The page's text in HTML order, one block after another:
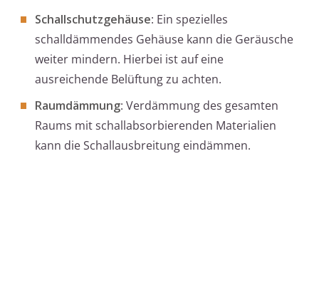
Schallschutzgehäuse: Ein spezielles
schalldämmendes Gehäuse kann die Geräusche
weiter mindern. Hierbei ist auf eine
ausreichende Belüftung zu achten.
Raumdämmung: Verdämmung des gesamten
Raums mit schallabsorbierenden Materialien
kann die Schallausbreitung eindämmen.